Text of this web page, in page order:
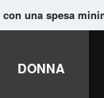
una spesa
DONNA